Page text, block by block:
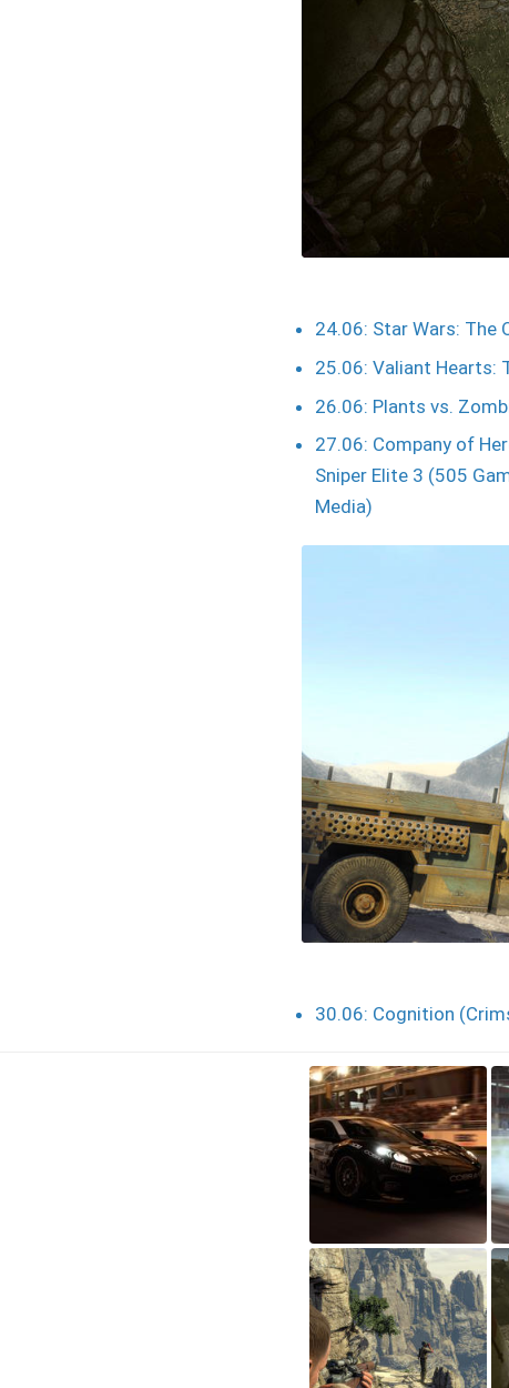
24.06: Star Wars: The
25.06: Valiant Hearts:
26.06: Plants vs.
27.06: Company of
Sniper Elite 3 (505
Media)
30.06: Cognition